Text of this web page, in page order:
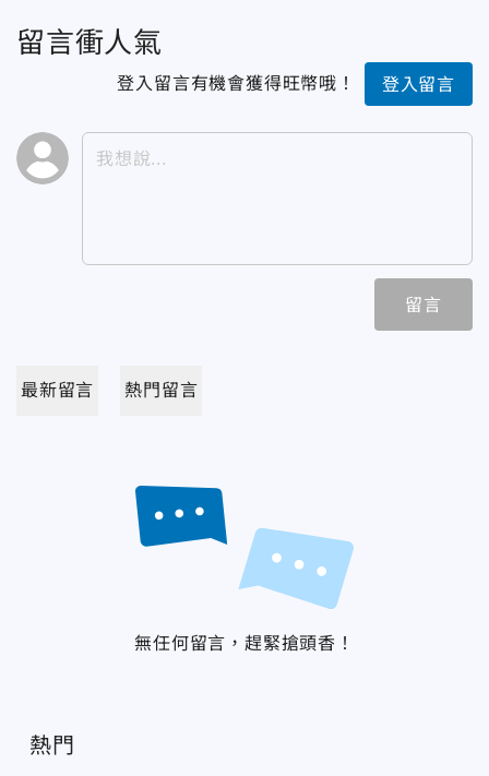
留言衝人氣
登入留言有機會獲得旺幣哦！ 登入留言
留言
最新留言 熱門留言
無任何留言，趕緊搶頭香！
熱門